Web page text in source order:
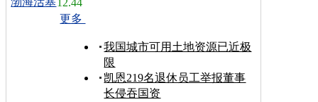
12.44
更多
我国城市可用土地资源已近极
限
凯恩219名退休员工举报董事
长侵吞国资